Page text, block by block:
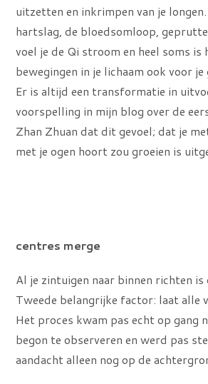
uitzetten en inkrimpen van je
hartslag, de bloedsomloop,
voel je de Qi stroom en heel soms is
bewegingen in je lichaam ook voor
Er is altijd een transformatie in
voorspelling in mijn blog over de
Zhan Zhuan dat dit gevoel; dat je
met je ogen hoort zou groeien is
centres merge
Al je zintuigen naar binnen richten is
Tweede belangrijke factor: laat alle
Het proces kwam pas echt op gang
begon te observeren en werd pas
aandacht alleen nog op de